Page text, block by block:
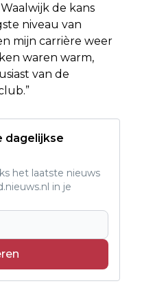
de kans
niveau van
mijn carrière weer
waren warm,
van de
dagelijkse
het laatste nieuws
in je